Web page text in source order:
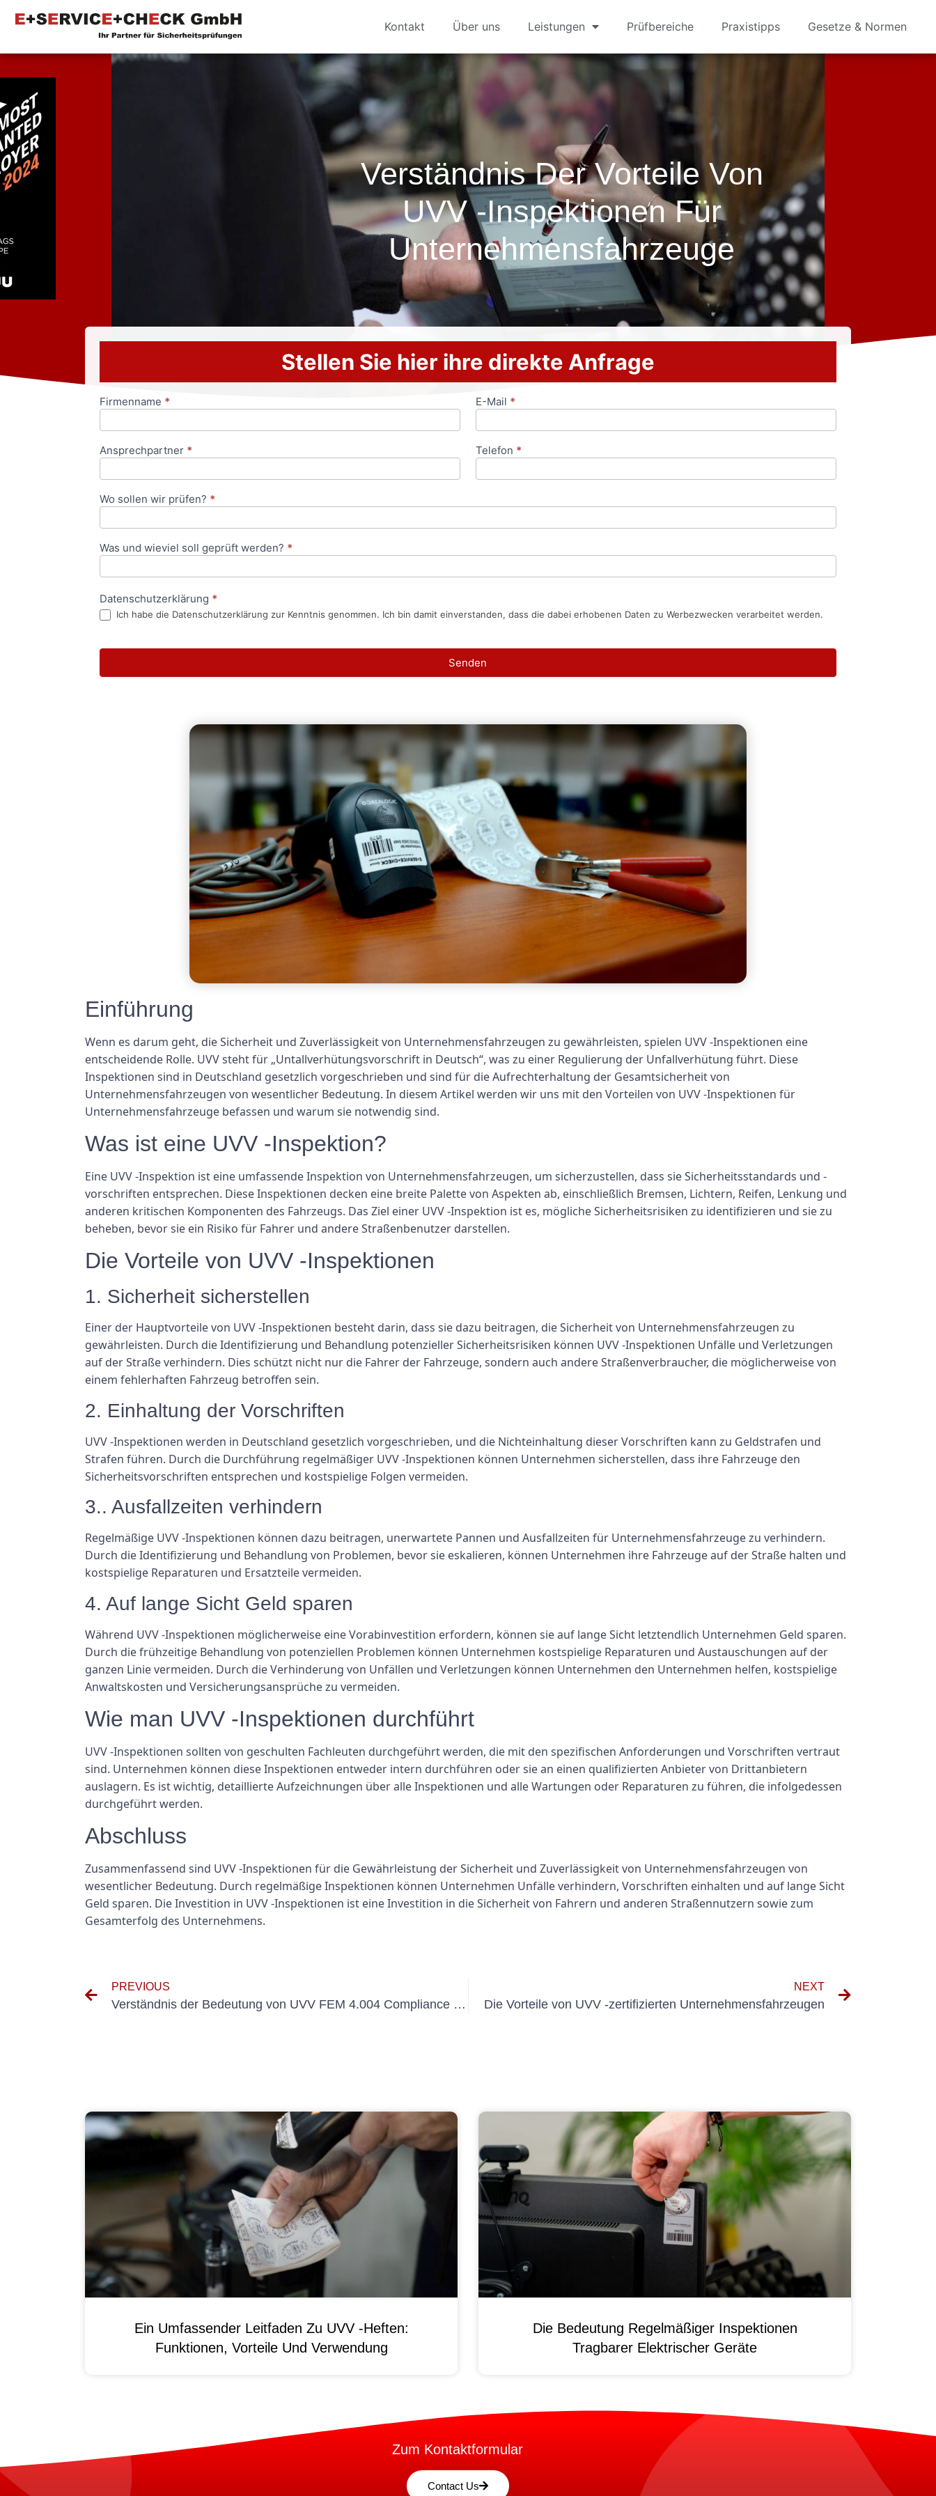
Kontakt Über uns Leistungen Prüfbereiche Praxistipps Gesetze & Normen
Verständnis Der Vorteile Von
UVV -Inspektionen Für
Unternehmensfahrzeuge
Stellen Sie hier ihre direkte Anfrage
Anfrageformular
Firmenname * E-Mail *
Ansprechpartner * Telefon *
Wo sollen wir prüfen? *
Was und wieviel soll geprüft werden? *
Datenschutzerklärung *
Ich habe die Datenschutzerklärung zur Kenntnis genommen. Ich bin damit einverstanden, dass die dabei erhobenen Daten zu Werbezwecken verarbeitet werden.
Senden
Einführung
Wenn es darum geht, die Sicherheit und Zuverlässigkeit von Unternehmensfahrzeugen zu gewährleisten, spielen UVV -Inspektionen eine
entscheidende Rolle. UVV steht für „Untallverhütungsvorschrift in Deutsch“, was zu einer Regulierung der Unfallverhütung führt. Diese
Inspektionen sind in Deutschland gesetzlich vorgeschrieben und sind für die Aufrechterhaltung der Gesamtsicherheit von
Unternehmensfahrzeugen von wesentlicher Bedeutung. In diesem Artikel werden wir uns mit den Vorteilen von UVV -Inspektionen für
Unternehmensfahrzeuge befassen und warum sie notwendig sind.
Was ist eine UVV -Inspektion?
Eine UVV -Inspektion ist eine umfassende Inspektion von Unternehmensfahrzeugen, um sicherzustellen, dass sie Sicherheitsstandards und -
vorschriften entsprechen. Diese Inspektionen decken eine breite Palette von Aspekten ab, einschließlich Bremsen, Lichtern, Reifen, Lenkung und
anderen kritischen Komponenten des Fahrzeugs. Das Ziel einer UVV -Inspektion ist es, mögliche Sicherheitsrisiken zu identifizieren und sie zu
beheben, bevor sie ein Risiko für Fahrer und andere Straßenbenutzer darstellen.
Die Vorteile von UVV -Inspektionen
1. Sicherheit sicherstellen
Einer der Hauptvorteile von UVV -Inspektionen besteht darin, dass sie dazu beitragen, die Sicherheit von Unternehmensfahrzeugen zu
gewährleisten. Durch die Identifizierung und Behandlung potenzieller Sicherheitsrisiken können UVV -Inspektionen Unfälle und Verletzungen
auf der Straße verhindern. Dies schützt nicht nur die Fahrer der Fahrzeuge, sondern auch andere Straßenverbraucher, die möglicherweise von
einem fehlerhaften Fahrzeug betroffen sein.
2. Einhaltung der Vorschriften
UVV -Inspektionen werden in Deutschland gesetzlich vorgeschrieben, und die Nichteinhaltung dieser Vorschriften kann zu Geldstrafen und
Strafen führen. Durch die Durchführung regelmäßiger UVV -Inspektionen können Unternehmen sicherstellen, dass ihre Fahrzeuge den
Sicherheitsvorschriften entsprechen und kostspielige Folgen vermeiden.
3.. Ausfallzeiten verhindern
Regelmäßige UVV -Inspektionen können dazu beitragen, unerwartete Pannen und Ausfallzeiten für Unternehmensfahrzeuge zu verhindern.
Durch die Identifizierung und Behandlung von Problemen, bevor sie eskalieren, können Unternehmen ihre Fahrzeuge auf der Straße halten und
kostspielige Reparaturen und Ersatzteile vermeiden.
4. Auf lange Sicht Geld sparen
Während UVV -Inspektionen möglicherweise eine Vorabinvestition erfordern, können sie auf lange Sicht letztendlich Unternehmen Geld sparen.
Durch die frühzeitige Behandlung von potenziellen Problemen können Unternehmen kostspielige Reparaturen und Austauschungen auf der
ganzen Linie vermeiden. Durch die Verhinderung von Unfällen und Verletzungen können Unternehmen den Unternehmen helfen, kostspielige
Anwaltskosten und Versicherungsansprüche zu vermeiden.
Wie man UVV -Inspektionen durchführt
UVV -Inspektionen sollten von geschulten Fachleuten durchgeführt werden, die mit den spezifischen Anforderungen und Vorschriften vertraut
sind. Unternehmen können diese Inspektionen entweder intern durchführen oder sie an einen qualifizierten Anbieter von Drittanbietern
auslagern. Es ist wichtig, detaillierte Aufzeichnungen über alle Inspektionen und alle Wartungen oder Reparaturen zu führen, die infolgedessen
durchgeführt werden.
Abschluss
Zusammenfassend sind UVV -Inspektionen für die Gewährleistung der Sicherheit und Zuverlässigkeit von Unternehmensfahrzeugen von
wesentlicher Bedeutung. Durch regelmäßige Inspektionen können Unternehmen Unfälle verhindern, Vorschriften einhalten und auf lange Sicht
Geld sparen. Die Investition in UVV -Inspektionen ist eine Investition in die Sicherheit von Fahrern und anderen Straßennutzern sowie zum
Gesamterfolg des Unternehmens.
PREVIOUS
Verständnis der Bedeutung von UVV FEM 4.004 Compliance am Arbeitsplatz
NEXT
Die Vorteile von UVV -zertifizierten Unternehmensfahrzeugen
Ein Umfassender Leitfaden Zu UVV -Heften:
Funktionen, Vorteile Und Verwendung
Die Bedeutung Regelmäßiger Inspektionen
Tragbarer Elektrischer Geräte
Zum Kontaktformular
Contact Us